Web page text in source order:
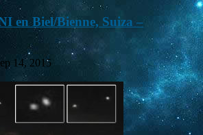
en Biel/Bienne, Suiza –
14, 2015